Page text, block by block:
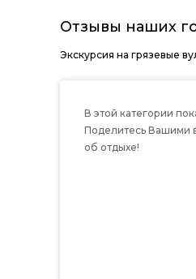
Экскурсия на грязевые
Отзывы наших
В этой категории
Поделитесь Вашими
об отдыхе!